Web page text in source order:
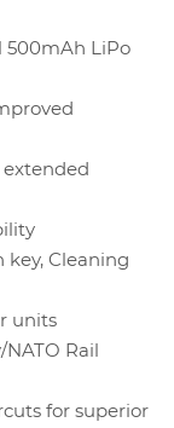
500mAh LiPo
key, Cleaning
units
Rail
for superior